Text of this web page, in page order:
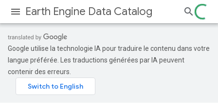
Earth Engine Data Catalog
Google utilise la technologie IA pour traduire le contenu dans votre
langue préférée. Les traductions générées par IA peuvent
contenir des erreurs.